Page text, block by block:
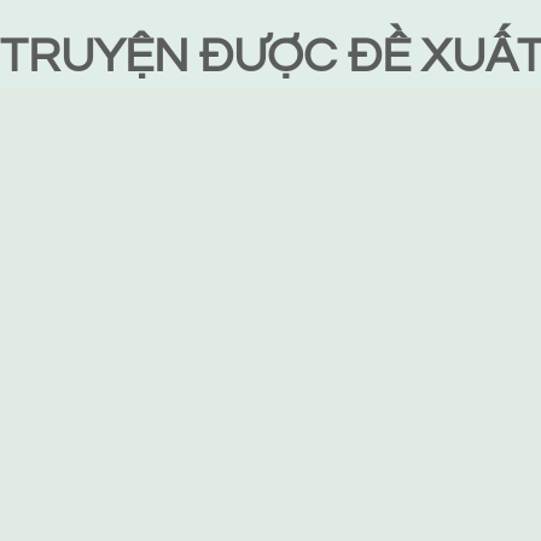
TRUYỆN ĐƯỢC ĐỀ